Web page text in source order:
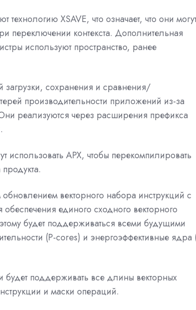
XSAVE, что означает, что они
переключении контекста. Дополнительная
используют пространство, ранее
загрузки, сохранения и сравнения/
производительности приложений из-за
реализуются через расширения префикса
использовать APX, чтобы перекомпилировать
векторного набора инструкций с
единого сходного векторного
будет поддерживаться всеми будущими
(P-cores) и энергоэффективные ядра
поддерживать все длины векторных
и маски операций.